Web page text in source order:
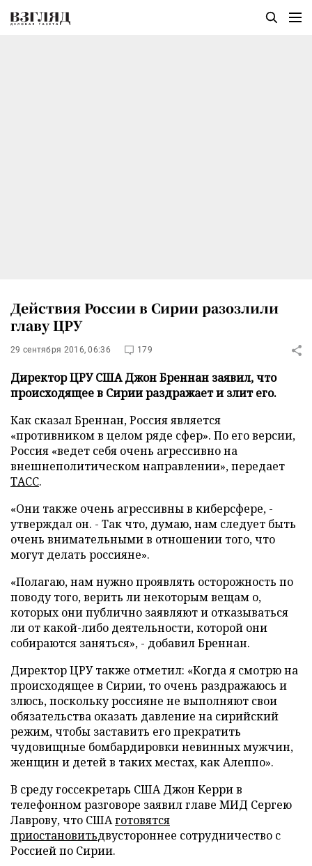
Действия России в Сирии разозлили
главу ЦРУ
29 сентября 2016, 06:36 179
Директор ЦРУ США Джон Бреннан заявил, что
происходящее в Сирии раздражает и злит его.
Как сказал Бреннан, Россия является
«противником в целом ряде сфер». По его версии,
Россия «ведет себя очень агрессивно на
внешнеполитическом направлении», передает
ТАСС.
«Они также очень агрессивны в киберсфере, -
утверждал он. - Так что, думаю, нам следует быть
очень внимательными в отношении того, что
могут делать россияне».
«Полагаю, нам нужно проявлять осторожность по
поводу того, верить ли некоторым вещам о,
которых они публично заявляют и отказываться
ли от какой-либо деятельности, которой они
собираются заняться», - добавил Бреннан.
Директор ЦРУ также отметил: «Когда я смотрю на
происходящее в Сирии, то очень раздражаюсь и
злюсь, поскольку россияне не выполняют свои
обязательства оказать давление на сирийский
режим, чтобы заставить его прекратить
чудовищные бомбардировки невинных мужчин,
женщин и детей в таких местах, как Алеппо».
В среду госсекретарь США Джон Керри в
телефонном разговоре заявил главе МИД Сергею
Лаврову, что СШАготовятся
приостановитьдвустороннее сотрудничество с
Россией по Сирии.